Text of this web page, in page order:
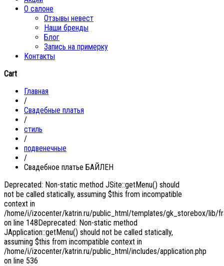
О салоне
Отзывы невест
Наши бренды
Блог
Запись на примерку
Контакты
Cart
Главная
/
Свадебные платья
/
стиль
/
подвенечные
/
Свадебное платье БАЙЛЕН
Deprecated: Non-static method JSite::getMenu() should
not be called statically, assuming $this from incompatible
context in
/home/i/izocenter/katrin.ru/public_html/templates/gk_storebox/lib/
on line 148Deprecated: Non-static method
JApplication::getMenu() should not be called statically,
assuming $this from incompatible context in
/home/i/izocenter/katrin.ru/public_html/includes/application.php
on line 536